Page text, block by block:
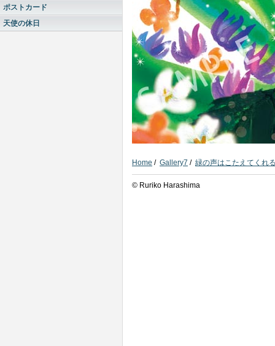
ポストカード
天使の休日
Home / Gallery7 / 緑の声はこたえてくれ
© Ruriko Harashima